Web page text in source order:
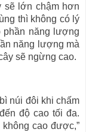
sẽ lớn chậm hơn
thì không có lý
năng lượng
năng lượng mà
sẽ ngừng cao.
núi đôi khi chấm
độ cao tối đa.
cao được,”